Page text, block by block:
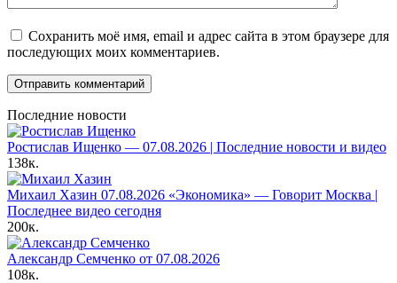
Сохранить моё имя, email и адрес сайта в этом браузере для
последующих моих комментариев.
Последние новости
Ростислав Ищенко — 07.08.2026 | Последние новости и видео
138к.
Михаил Хазин 07.08.2026 «Экономика» — Говорит Москва |
Последнее видео сегодня
200к.
Александр Семченко от 07.08.2026
108к.